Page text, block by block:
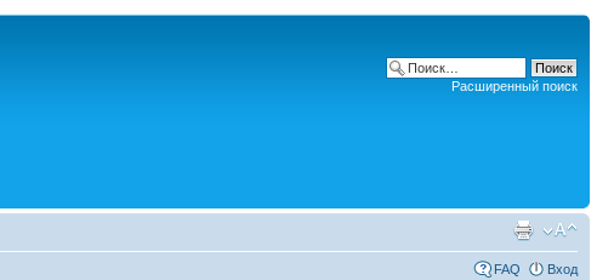
Расширенный поиск
FAQ Вход